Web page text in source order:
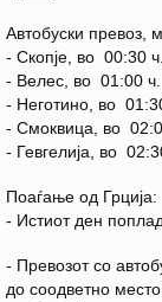
Автобуски превоз,
- Скопје, во 00:30
- Велес, во 01:00
- Неготино, во
- Смоквица, во
- Гевгелија, во
Поаѓање од Грција:
- Истиот ден
- Превозот со
до соодветно